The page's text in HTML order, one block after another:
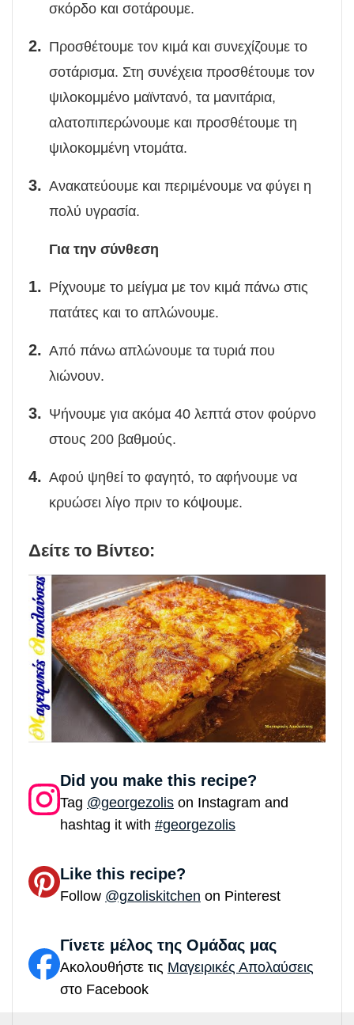
σκόρδο και σοτάρουμε.
Προσθέτουμε τον κιμά και συνεχίζουμε το
σοτάρισμα. Στη συνέχεια προσθέτουμε τον
ψιλοκομμένο μαϊντανό, τα μανιτάρια,
αλατοπιπερώνουμε και προσθέτουμε τη
ψιλοκομμένη ντομάτα.
Ανακατεύουμε και περιμένουμε να φύγει η
πολύ υγρασία.
Για την σύνθεση
Ρίχνουμε το μείγμα με τον κιμά πάνω στις
πατάτες και το απλώνουμε.
Από πάνω απλώνουμε τα τυριά που
λιώνουν.
Ψήνουμε για ακόμα 40 λεπτά στον φούρνο
στους 200 βαθμούς.
Αφού ψηθεί το φαγητό, το αφήνουμε να
κρυώσει λίγο πριν το κόψουμε.
Δείτε το Βίντεο:
Did you make this recipe?
Tag @georgezolis on Instagram and
hashtag it with #georgezolis
Like this recipe?
Follow @gzoliskitchen on Pinterest
Γίνετε μέλος της Ομάδας μας
Ακολουθήστε τις Μαγειρικές Απολαύσεις
στο Facebook